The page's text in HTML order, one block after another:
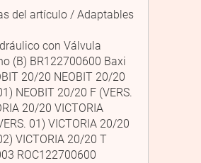
del artículo / Adaptables
con Válvula
(B) BR122700600 Baxi
20/20 NEOBIT 20/20
NEOBIT 20/20 F (VERS.
20/20 VICTORIA
01) VICTORIA 20/20
VICTORIA 20/20 T
ROC122700600